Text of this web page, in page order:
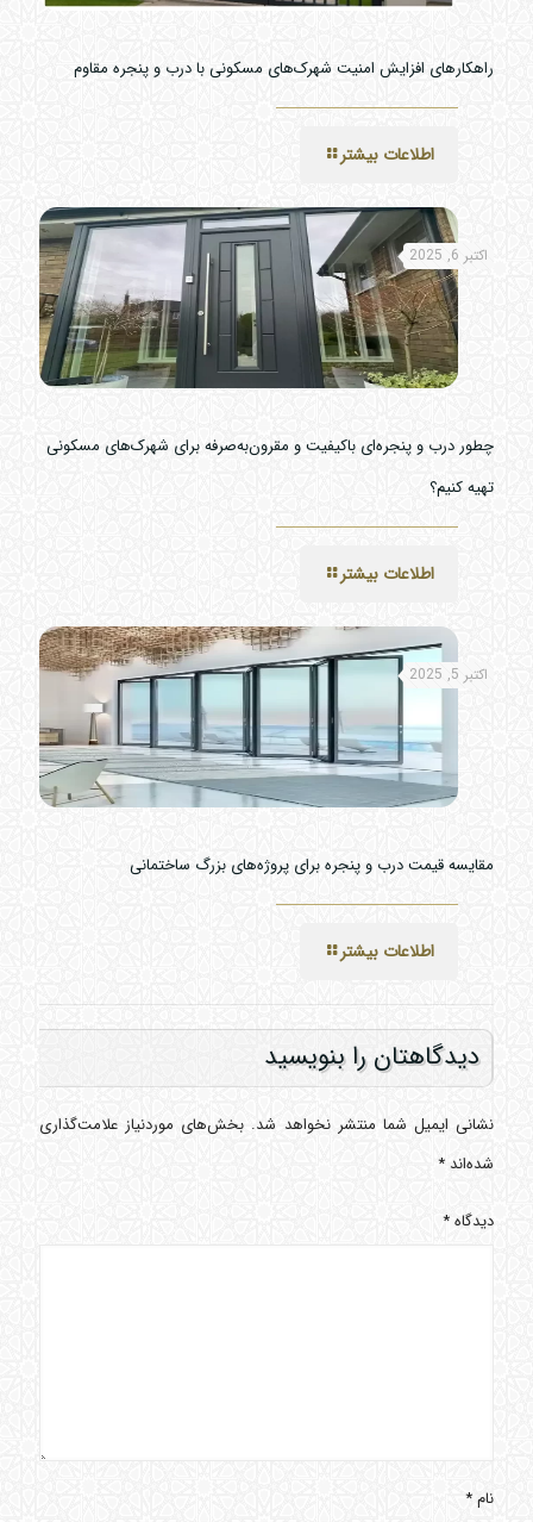
راهکارهای افزایش امنیت شهرک‌های مسکونی با درب و پنجره مقاوم
اطلاعات بیشتر
اکتبر 6, 2025
چطور درب و پنجره‌ای باکیفیت و مقرون‌به‌صرفه برای شهرک‌های مسکونی
تهیه کنیم؟
اطلاعات بیشتر
اکتبر 5, 2025
مقایسه قیمت درب و پنجره برای پروژه‌های بزرگ ساختمانی
اطلاعات بیشتر
دیدگاهتان را بنویسید
نشانی ایمیل شما منتشر نخواهد شد. بخش‌های موردنیاز علامت‌گذاری
شده‌اند*
دیدگاه*
نام*